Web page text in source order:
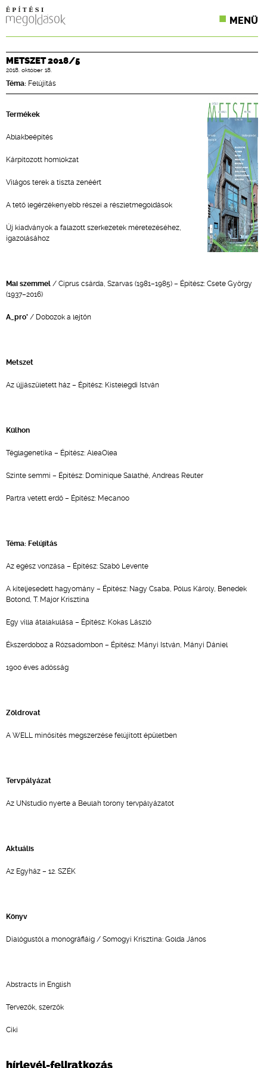
MENÜ
TERVEZÉSI SEGÉDLETEK
METSZET 2018/5
2018. október 18.
Téma: Felújítás
Termékek
Ablakbeépítés
Kárpitozott homlokzat
Világos terek a tiszta zenéért
A tető legérzékenyebb részei a részletmegoldások
Új kiadványok a falazott szerkezetek méretezéséhez,
igazolásához
Mai szemmel / Ciprus csárda, Szarvas (1981–1985) – Építész: Csete György
(1937–2016)
A_pro’ / Dobozok a lejtőn
Metszet
Az újjászületett ház – Építész: Kistelegdi István
Külhon
Téglagenetika – Építész: AleaOlea
Szinte semmi – Építész: Dominique Salathé, Andreas Reuter
Partra vetett erdő – Építész: Mecanoo
Téma: Felújítás
Az egész vonzása – Építész: Szabó Levente
A kiteljesedett hagyomány – Építész: Nagy Csaba, Pólus Károly, Benedek
Botond, T. Major Krisztina
Egy villa átalakulása – Építész: Kokas László
Ékszerdoboz a Rózsadombon – Építész: Mányi István, Mányi Dániel
1900 éves adósság
Zöldrovat
A WELL minősítés megszerzése felújított épületben
Tervpályázat
Az UNstudio nyerte a Beulah torony tervpályázatot
Aktuális
Az Egyház – 12. SZÉK
Könyv
Dialógustól a monográfiáig / Somogyi Krisztina: Golda János
Abstracts in English
Tervezők, szerzők
Ciki
hírlevél-feliratkozás